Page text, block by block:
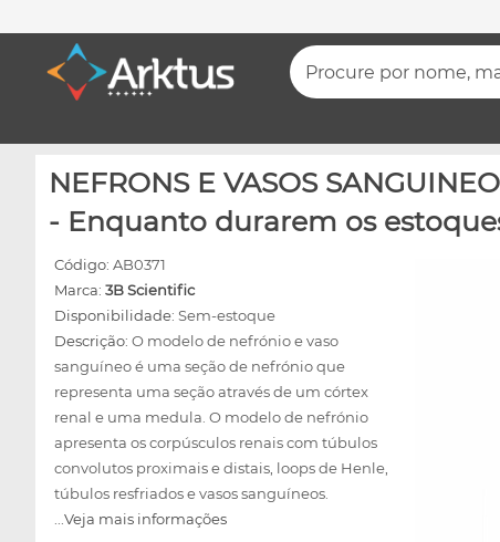
Procure por nome,
NEFRONS E VASOS
- Enquanto durarem os
Código: AB0371
Marca: 3B Scientific
Disponibilidade: Sem-estoque
Descrição: O modelo de nefrónio e vaso
sanguíneo é uma seção de nefrónio que
representa uma seção através de um córtex
renal e uma medula. O modelo de nefrónio
apresenta os corpúsculos renais com túbulos
convolutos proximais e distais, loops de Henle,
túbulos resfriados e vasos sanguíneos.
...Veja mais informações